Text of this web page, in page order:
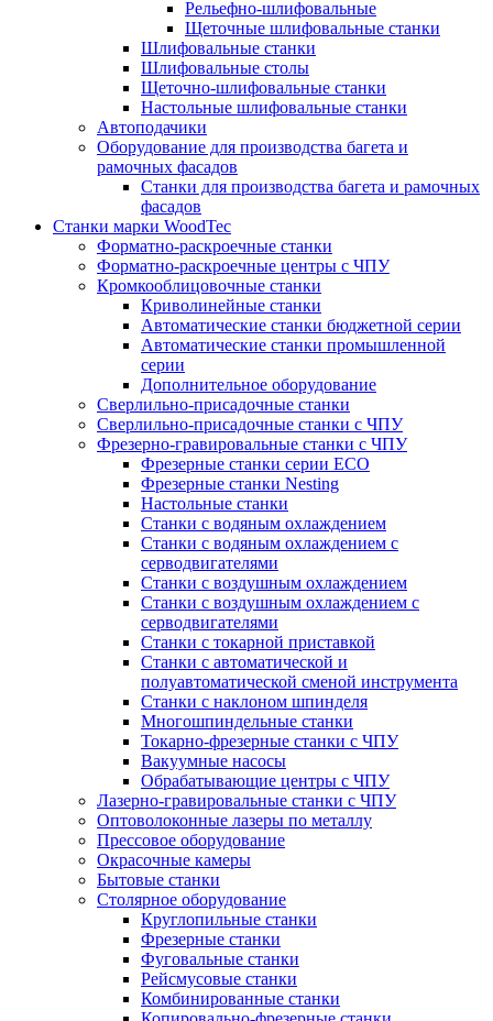
Рельефно-шлифовальные
Щеточные шлифовальные станки
Шлифовальные станки
Шлифовальные столы
Щеточно-шлифовальные станки
Настольные шлифовальные станки
Автоподачики
Оборудование для производства багета и
рамочных фасадов
Станки для производства багета и рамочных
фасадов
Станки марки WoodTec
Форматно-раскроечные станки
Форматно-раскроечные центры с ЧПУ
Кромкооблицовочные станки
Криволинейные станки
Автоматические станки бюджетной серии
Автоматические станки промышленной
серии
Дополнительное оборудование
Сверлильно-присадочные станки
Сверлильно-присадочные станки с ЧПУ
Фрезерно-гравировальные станки с ЧПУ
Фрезерные станки серии ECO
Фрезерные станки Nesting
Настольные станки
Станки с водяным охлаждением
Станки с водяным охлаждением с
серводвигателями
Станки с воздушным охлаждением
Станки с воздушным охлаждением с
серводвигателями
Станки с токарной приставкой
Станки с автоматической и
полуавтоматической сменой инструмента
Станки с наклоном шпинделя
Многошпиндельные станки
Токарно-фрезерные станки с ЧПУ
Вакуумные насосы
Обрабатывающие центры с ЧПУ
Лазерно-гравировальные станки с ЧПУ
Оптоволоконные лазеры по металлу
Прессовое оборудование
Окрасочные камеры
Бытовые станки
Столярное оборудование
Круглопильные станки
Фрезерные станки
Фуговальные станки
Рейсмусовые станки
Комбинированные станки